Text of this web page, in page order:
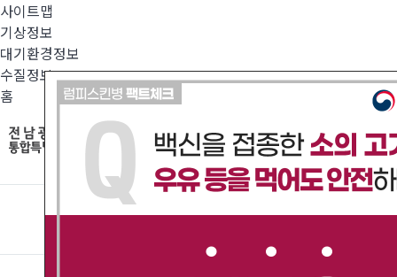
사이트맵
기상정보
대기환경정보
수질정보
홈